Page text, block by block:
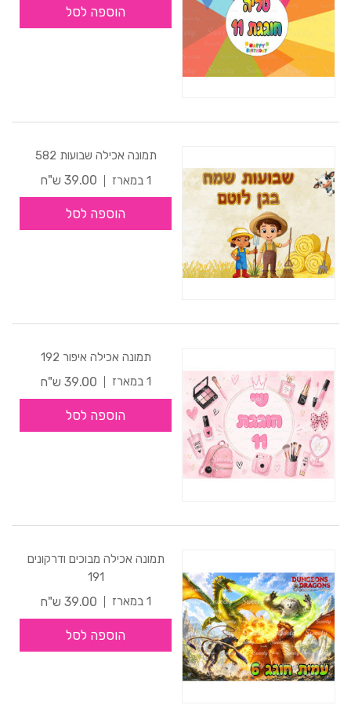
הוספה לסל
תמונה אכילה שבועות 582
1 במארז
39.00 ש"ח
הוספה לסל
תמונה אכילה איפור 192
1 במארז
39.00 ש"ח
הוספה לסל
תמונה אכילה מבוכים ודרקונים
191
1 במארז
39.00 ש"ח
הוספה לסל